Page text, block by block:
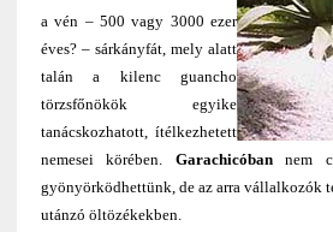
a vén – 500 vagy 3000 ezer
éves? – sárkányfát, mely alatt
talán a kilenc guancho
törzsfőnökök egyike
tanácskozhatott, ítélkezhetett
nemesei körében. Garachicóbannem
gyönyörködhettünk, de az arra vállalkozók
utánzó öltözékekben.